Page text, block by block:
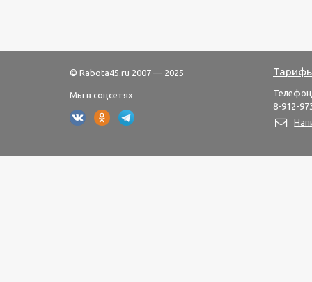
© Rabota45.ru 2007 — 2025
Мы в соцсетях
8-912-